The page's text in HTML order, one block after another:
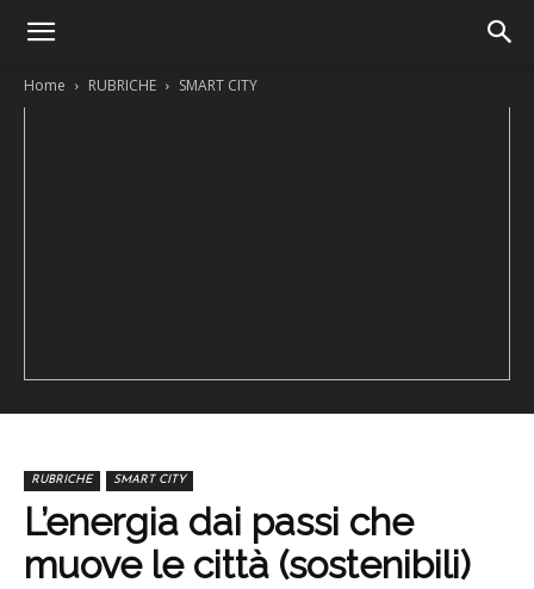
Home RUBRICHE SMART CITY
RUBRICHE SMART CITY
L’energia dai passi che
muove le città (sostenibili)